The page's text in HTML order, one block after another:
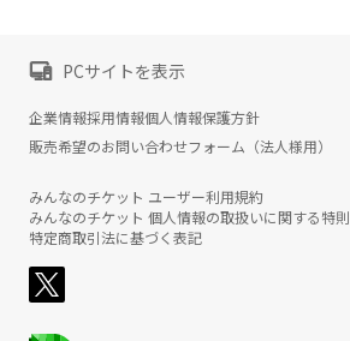
PCサイトを表示
企業情報採用情報個人情報保護方針
販売希望のお問い合わせフォーム（法人様用）
みんなのチケット ユーザー利用規約
みんなのチケット 個人情報の取扱いに関する特則
特定商取引法に基づく表記